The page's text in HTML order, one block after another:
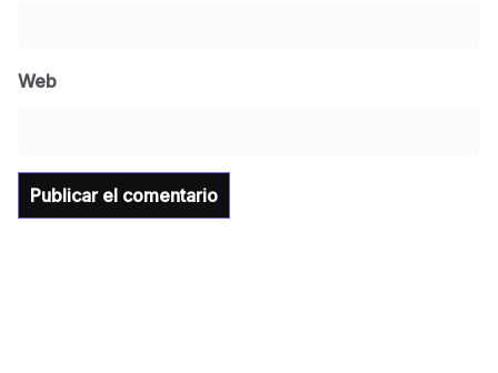
Web
para la Universidad y para el municipio